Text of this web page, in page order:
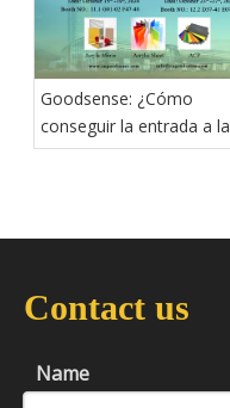
Goodsense: ¿Cómo
conseguir la entrada a la
Feria de Cantón?
Contact us
Name